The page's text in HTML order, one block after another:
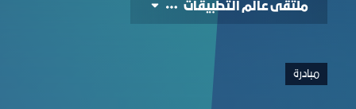
ملتقى عالم التطبيقات
مبادرة